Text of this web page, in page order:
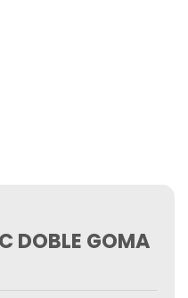
DOBLE GOMA